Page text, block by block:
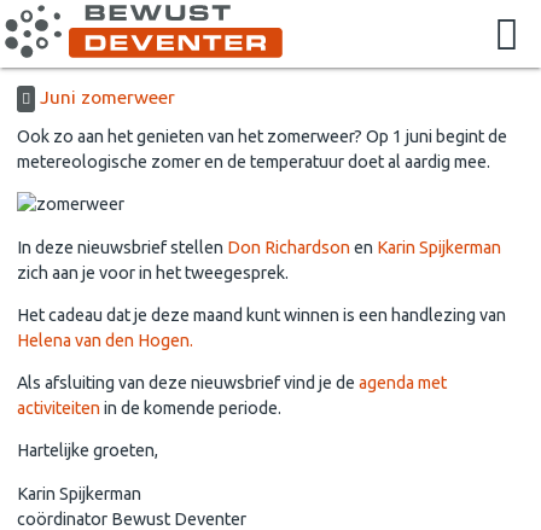
Juni zomerweer
Ook zo aan het genieten van het zomerweer? Op 1 juni begint de
metereologische zomer en de temperatuur doet al aardig mee.
In deze nieuwsbrief stellen Don Richardson en Karin Spijkerman
zich aan je voor in het tweegesprek.
Het cadeau dat je deze maand kunt winnen is een handlezing van
Helena van den Hogen.
Als afsluiting van deze nieuwsbrief vind je de agenda met
activiteiten in de komende periode.
Hartelijke groeten,
Karin Spijkerman
coördinator Bewust Deventer